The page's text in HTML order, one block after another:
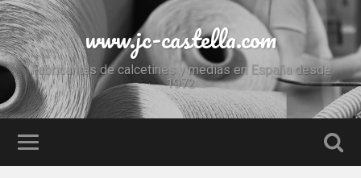
www.jc-castella.com
Fabricantes de calcetines y medias en España desde
1972